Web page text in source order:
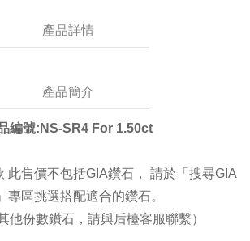
產品詳情
產品簡介
編號:NS-SR4 For 1.50ct
此售價不包括GIA鑽石， 請於「搜尋GIA
專區挑選搭配適合的鑽石。
他份數鑽石，請與后檯客服聯繫）